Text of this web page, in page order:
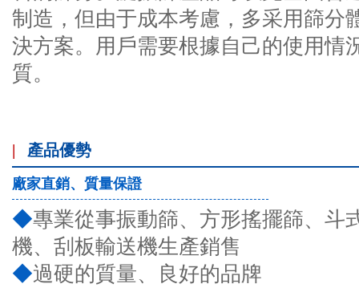
制造，但由于成本考慮，多采用篩分
決方案。用戶需要根據自己的使用情
質。
| 產品優勢
廠家直銷、質量保證
◆專業從事振動篩、方形搖擺篩、斗
機、刮板輸送機生產銷售
◆過硬的質量、良好的品牌